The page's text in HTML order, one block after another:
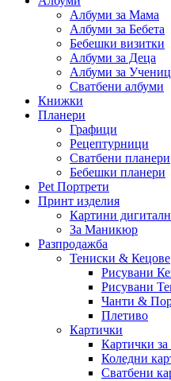
Албуми за Мама
Албуми за Бебета
Бебешки визитки
Албуми за Деца
Албуми за
Сватбени албуми
Книжки
Планери
Графици
Рецептурници
Сватбени планери
Бебешки планери
Pet Портрети
Принт изделия
Картини
За Маникюр
Разпродажба
Тениски & Кецове
Рисувани
Рисувани
Чанти &
Плетиво
Картички
Картички
Коледни
Сватбени